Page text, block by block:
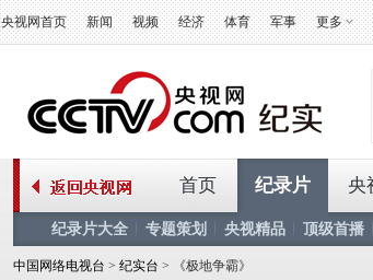
央视网首页 新闻 视频 经济 体育 军事 更多
首页 纪录片
纪录片大全 专题策划 央视精品 顶级首播
央
中国网络电视台 > 纪实台 > 《极地争霸》